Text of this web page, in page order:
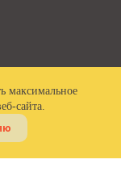
максимальное
сайта.защищены.